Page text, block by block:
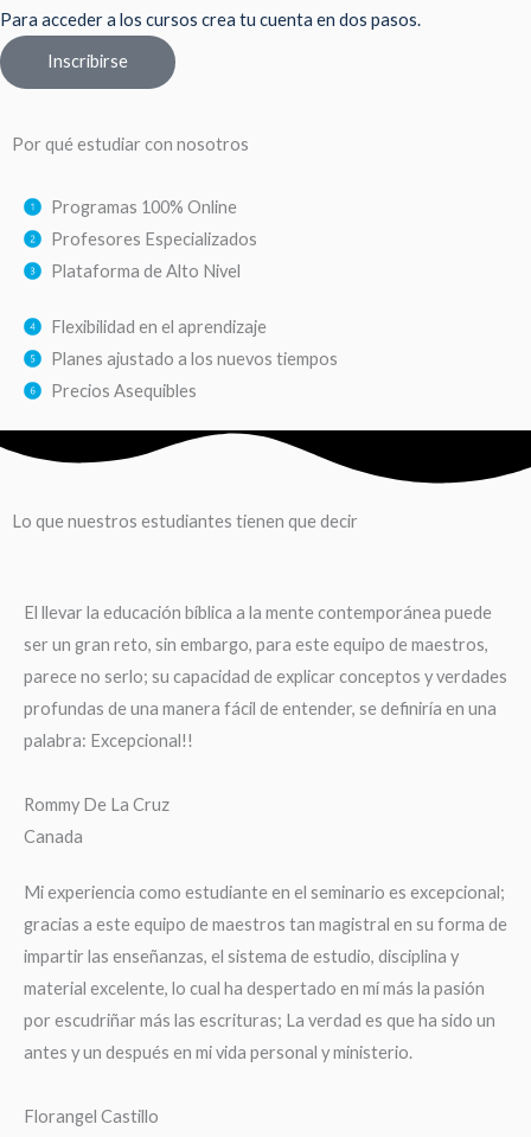
Para acceder a los cursos crea tu cuenta en dos pasos.
Inscribirse
Por qué estudiar con nosotros
Programas 100% Online
Profesores Especializados
Plataforma de Alto Nivel
Flexibilidad en el aprendizaje
Planes ajustado a los nuevos tiempos
Precios Asequibles
Lo que nuestros estudiantes tienen que decir
El llevar la educación bíblica a la mente contemporánea puede
ser un gran reto, sin embargo, para este equipo de maestros,
parece no serlo; su capacidad de explicar conceptos y verdades
profundas de una manera fácil de entender, se definiría en una
palabra: Excepcional!!
Rommy De La Cruz
Canada
Mi experiencia como estudiante en el seminario es excepcional;
gracias a este equipo de maestros tan magistral en su forma de
impartir las enseñanzas, el sistema de estudio, disciplina y
material excelente, lo cual ha despertado en mí más la pasión
por escudriñar más las escrituras; La verdad es que ha sido un
antes y un después en mi vida personal y ministerio.
Florangel Castillo